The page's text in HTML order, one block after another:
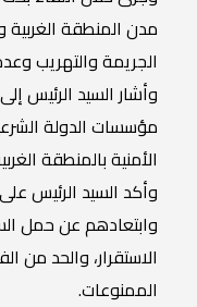
مدن المنطقة
الجريمة والتهريب
وأشار السيد الرئيس
مؤسسات الدولة
الأمنية بالمنطقة
وأكد السيد الرئيس
وابتعادهم عن حمل
الاستقرار، والحد من
الممنوعات.